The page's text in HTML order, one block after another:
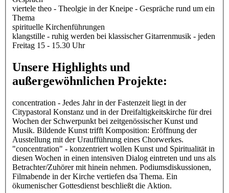
viertele theo - Theolgie in der Kneipe - Gespräche rund um ein
Thema
spirituelle Kirchenführungen
klangstille - ruhig werden bei klassischer Gitarrenmusik - jeden
Freitag 15 - 15.30 Uhr
Unsere Highlights und
außergewöhnlichen Projekte:
concentration - Jedes Jahr in der Fastenzeit liegt in der
Citypastoral Konstanz und in der Dreifaltigkeitskirche für drei
Wochen der Schwerpunkt bei zeitgenössischer Kunst und
Musik. Bildende Kunst trifft Komposition: Eröffnung der
Ausstellung mit der Uraufführung eines Chorwerkes.
"concentration" - konzentriert wollen Kunst und Spiritualität in
diesen Wochen in einen intensiven Dialog eintreten und uns als
Betrachter/Zuhörer mit hinein nehmen. Podiumsdiskussionen,
Filmabende in der Kirche vertiefen dsa Thema. Ein
ökumenischer Gottesdienst beschließt die Aktion.